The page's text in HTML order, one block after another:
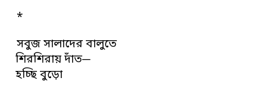
*
সবুজ সালাদের বালুতে
শিরশিরায় দাঁত─
হচ্ছি বুড়ো